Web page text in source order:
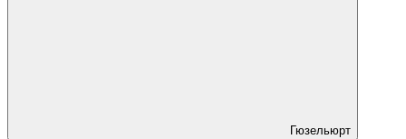
Гюзельюрт